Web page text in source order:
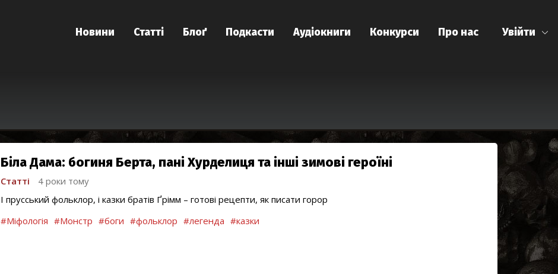
Увійти
Новини Статті Блоґ Подкасти Аудіокниги Конкурси Про нас
Біла Дама: богиня Берта, пані Хурделиця та інші зимові героїні
Статті
4 роки тому
І прусський фольклор, і казки братів Ґрімм – готові рецепти, як писати горор
#Міфологія #Монстр #боги #фольклор #легенда #казки